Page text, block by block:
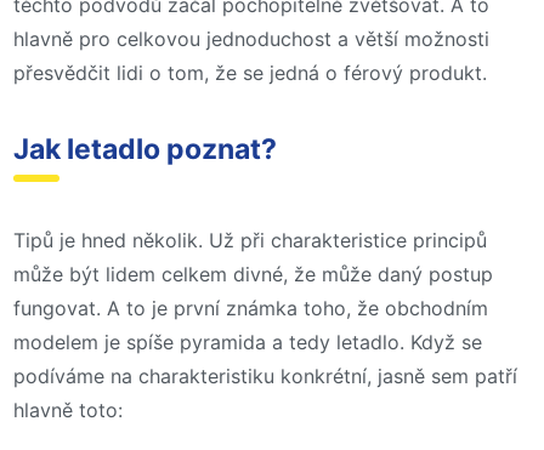
hlavně pro celkovou jednoduchost a větší možnosti
přesvědčit lidi o tom, že se jedná o férový produkt.
Jak letadlo poznat?
Tipů je hned několik. Už při charakteristice principů
může být lidem celkem divné, že může daný postup
fungovat. A to je první známka toho, že obchodním
modelem je spíše pyramida a tedy letadlo. Když se
podíváme na charakteristiku konkrétní, jasně sem patří
hlavně toto: